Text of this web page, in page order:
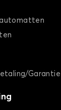
Garantie